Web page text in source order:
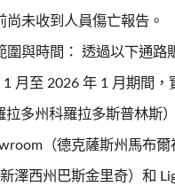
尚未收到人員傷亡報告。
圍與時間： 透過以下通路
月至 2026 年 1 月期間，
多州科羅拉多斯普林斯）
（德克薩斯州馬布爾
澤西州巴斯金里奇）和